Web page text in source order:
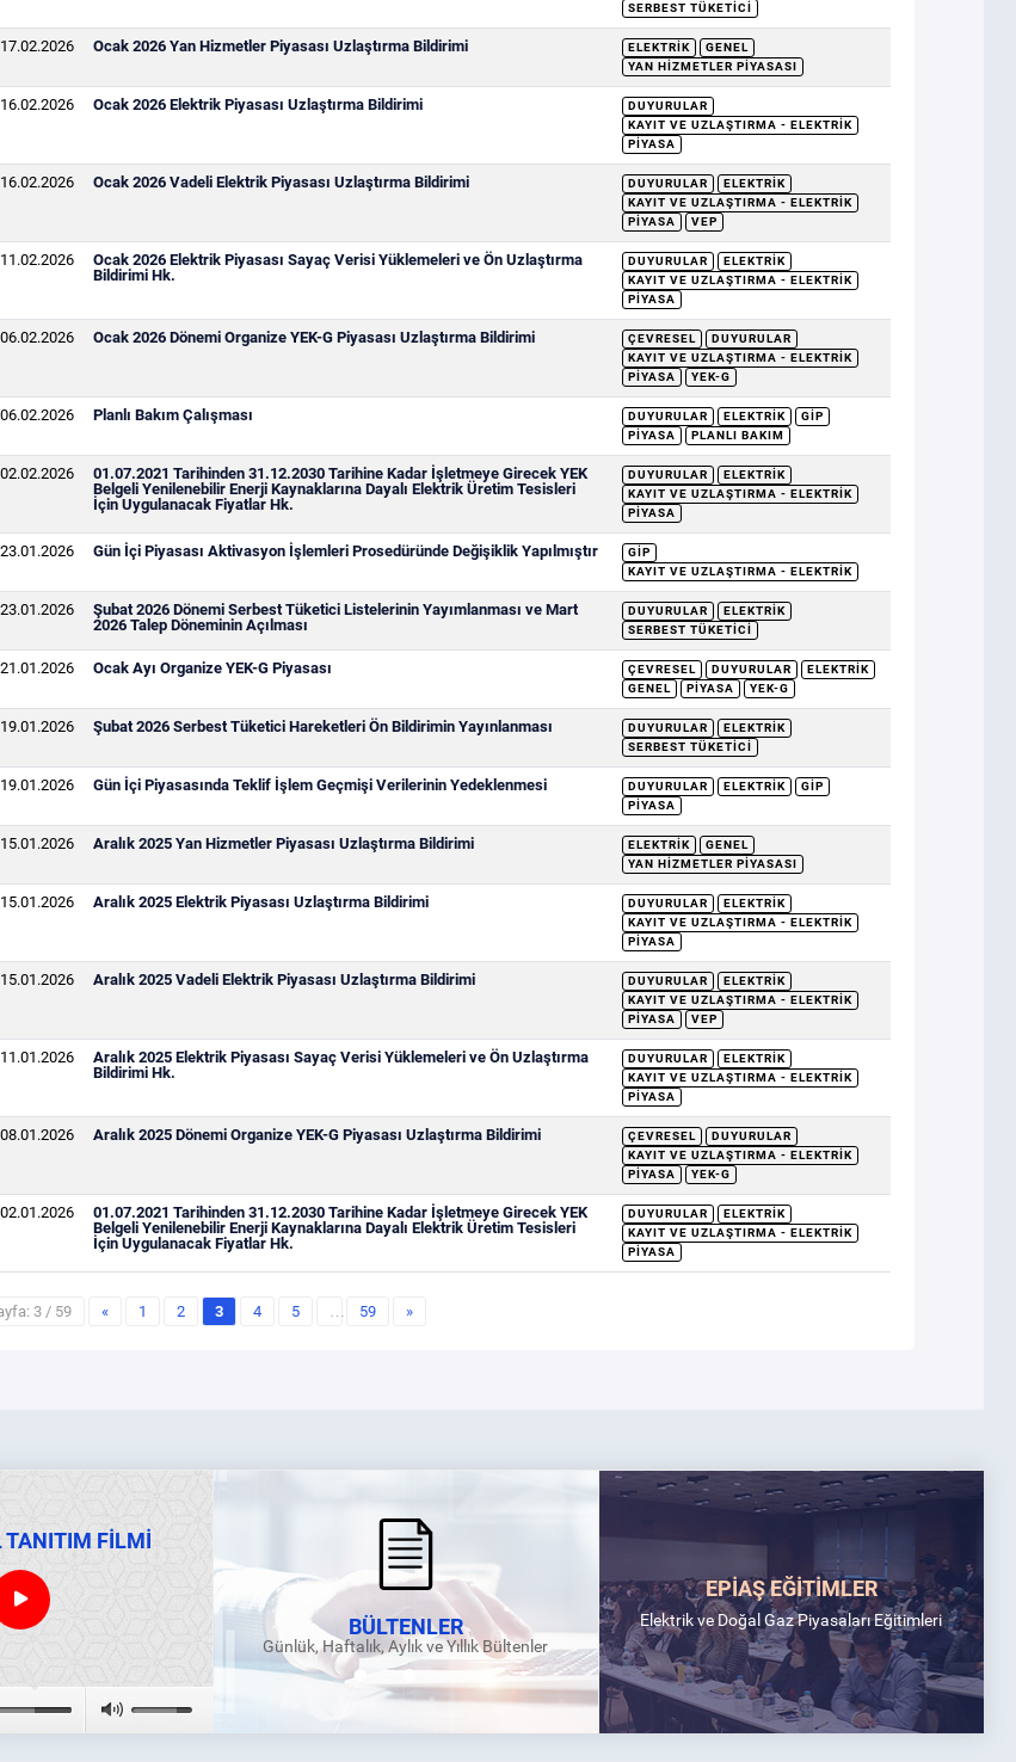
SERBEST TÜKETICI
Ocak 2026 Yan Hizmetler Piyasası Uzlaştırma Bildirimi ELEKTRIK
GENEL
YAN HIZMETLER PIYASASI
Ocak 2026 Elektrik Piyasası Uzlaştırma Bildirimi
DUYURULAR
KAYIT VE UZLAŞTIRMA - ELEKTRIK
PIYASA
Ocak 2026 Vadeli Elektrik Piyasası Uzlaştırma Bildirimi DUYURULAR
ELEKTRIK
KAYIT VE UZLAŞTIRMA - ELEKTRIK
PIYASA
VEP
Ocak 2026 Elektrik Piyasası Sayaç Verisi Yüklemeleri ve Ön Uzlaştırma
Bildirimi Hk.
DUYURULAR
ELEKTRIK
KAYIT VE UZLAŞTIRMA - ELEKTRIK
PIYASA
Ocak 2026 Dönemi Organize YEK-G Piyasası Uzlaştırma Bildirimi ÇEVRESEL
DUYURULAR
KAYIT VE UZLAŞTIRMA - ELEKTRIK
PIYASA
YEK-G
Planlı Bakım Çalışması DUYURULAR ELEKTRIK
GİP
PIYASA
PLANLI BAKIM
01.07.2021 Tarihinden 31.12.2030 Tarihine Kadar İşletmeye Girecek YEK
Belgeli Yenilenebilir Enerji Kaynaklarına Dayalı Elektrik Üretim Tesisleri
İçin Uygulanacak Fiyatlar Hk.
DUYURULAR
ELEKTRIK
KAYIT VE UZLAŞTIRMA - ELEKTRIK
PIYASA
Gün İçi Piyasası Aktivasyon İşlemleri Prosedüründe Değişiklik Yapılmıştır
GİP
KAYIT VE UZLAŞTIRMA - ELEKTRIK
Şubat 2026 Dönemi Serbest Tüketici Listelerinin Yayımlanması ve Mart
2026 Talep Döneminin Açılması
DUYURULAR
ELEKTRIK
SERBEST TÜKETICI
Ocak Ayı Organize YEK-G Piyasası ÇEVRESEL DUYURULAR
ELEKTRIK
GENEL
PIYASA YEK-G
Şubat 2026 Serbest Tüketici Hareketleri Ön Bildirimin Yayınlanması DUYURULAR
ELEKTRIK
SERBEST TÜKETICI
Gün İçi Piyasasında Teklif İşlem Geçmişi Verilerinin Yedeklenmesi DUYURULAR ELEKTRIK
GİP
PIYASA
Aralık 2025 Yan Hizmetler Piyasası Uzlaştırma Bildirimi ELEKTRIK
GENEL
YAN HIZMETLER PIYASASI
Aralık 2025 Elektrik Piyasası Uzlaştırma Bildirimi DUYURULAR
ELEKTRIK
KAYIT VE UZLAŞTIRMA - ELEKTRIK
PIYASA
Aralık 2025 Vadeli Elektrik Piyasası Uzlaştırma Bildirimi DUYURULAR
ELEKTRIK
KAYIT VE UZLAŞTIRMA - ELEKTRIK
PIYASA
VEP
Aralık 2025 Elektrik Piyasası Sayaç Verisi Yüklemeleri ve Ön Uzlaştırma
Bildirimi Hk.
DUYURULAR
ELEKTRIK
KAYIT VE UZLAŞTIRMA - ELEKTRIK
PIYASA
Aralık 2025 Dönemi Organize YEK-G Piyasası Uzlaştırma Bildirimi ÇEVRESEL
DUYURULAR
KAYIT VE UZLAŞTIRMA - ELEKTRIK
PIYASA
YEK-G
01.07.2021 Tarihinden 31.12.2030 Tarihine Kadar İşletmeye Girecek YEK
Belgeli Yenilenebilir Enerji Kaynaklarına Dayalı Elektrik Üretim Tesisleri
İçin Uygulanacak Fiyatlar Hk.
DUYURULAR
ELEKTRIK
KAYIT VE UZLAŞTIRMA - ELEKTRIK
PIYASA
3 / 59 « 1 2 3 4 5 … 59 »
TANITIM FİLMİ
BÜLTENLER
Günlük, Haftalık, Aylık ve Yıllık Bültenler
EPİAŞ EĞİTİMLER
Elektrik ve Doğal Gaz Piyasaları Eğitimleri